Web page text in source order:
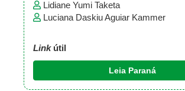
Lidiane Yumi Taketa
Luciana Daskiu Aguiar Kammer
Linkútil
Leia Paraná